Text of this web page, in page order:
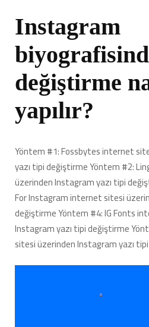
Instagram
değiştirme
yapılır?
Yöntem #1: Fossbytes internet
yazı tipi değiştirme Yöntem #2:
üzerinden Instagram yazı tipi
For Instagram internet sitesi
değiştirme Yöntem #4: IG Fonts
Instagram yazı tipi değiştirme
sitesi üzerinden Instagram yazı